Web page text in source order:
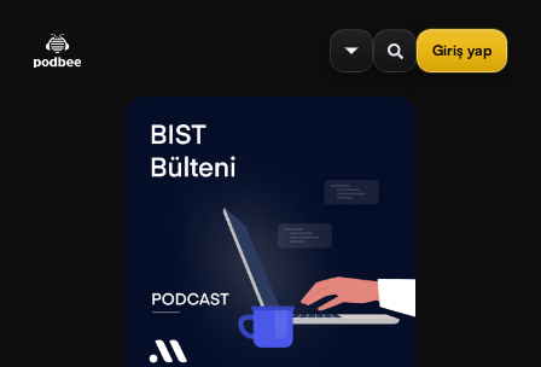
Giriş yap
menu